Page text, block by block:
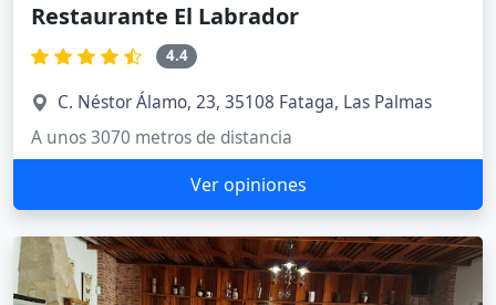
Restaurante El Labrador
4.4
C. Néstor Álamo, 23, 35108 Fataga, Las Palmas
A unos 3070 metros de distancia
Ver opiniones